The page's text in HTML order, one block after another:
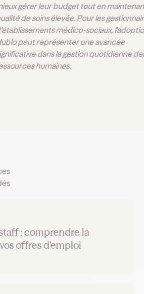
gérer leur budget tout en
de soins élevée. Pour les
médico-sociaux,
peut représenter une avancée
dans la gestion quotidienne
humaines.
: comprendre la
offres d'emploi